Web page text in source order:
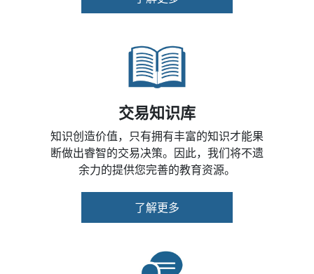
交易知识库
知识创造价值，只有拥有丰富的知识才能果
断做出睿智的交易决策。因此，我们将不遗
余力的提供您完善的教育资源。
了解更多